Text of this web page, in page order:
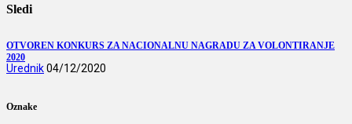
Sledi
OTVOREN KONKURS ZA NACIONALNU NAGRADU ZA VOLONTIRANJE
2020
Urednik04/12/2020
Oznake